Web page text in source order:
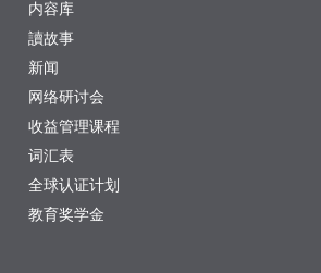
内容库
讀故事
新闻
网络研讨会
收益管理课程
词汇表
全球认证计划
教育奖学金